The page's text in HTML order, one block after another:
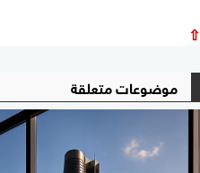
⇧
موضوعات متعلقة